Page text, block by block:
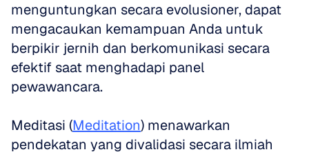
menguntungkan secara evolusioner, dapat
mengacaukan kemampuan Anda untuk
berpikir jernih dan berkomunikasi secara
efektif saat menghadapi panel
pewawancara.
Meditasi (Meditation) menawarkan
pendekatan yang divalidasi secara ilmiah